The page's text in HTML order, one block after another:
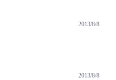
2013/8/8
2013/8/8